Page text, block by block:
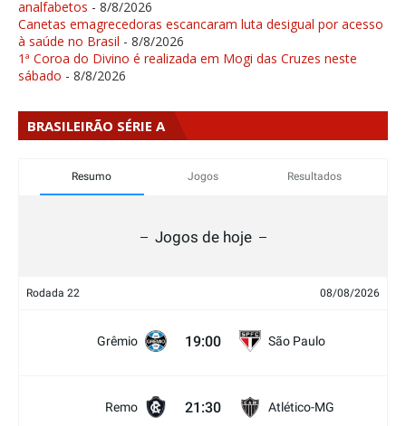
analfabetos - 8/8/2026
Canetas emagrecedoras escancaram luta desigual por acesso
à saúde no Brasil - 8/8/2026
1ª Coroa do Divino é realizada em Mogi das Cruzes neste
sábado - 8/8/2026
BRASILEIRÃO SÉRIE A
Resumo Jogos Resultados
Jogos de hoje
Rodada 22 08/08/2026
Grêmio 19:00 São Paulo
Remo 21:30 Atlético-MG